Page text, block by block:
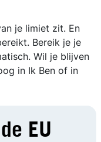
je limiet zit. En
Bereik je je
Wil je blijven
in Ik Ben of in
EU